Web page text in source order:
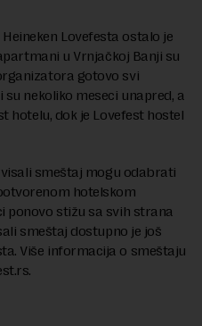
Lovefesta ostalo je
u Vrnjačkoj Banji su
gotovo svi
nekoliko meseci unapred, a
hotelu, dok je Lovefest hostel
smeštaj mogu odabrati
hotelskom
ponovo stižu sa svih strana
smeštaj dostupno je još
Više informacija o smeštaju